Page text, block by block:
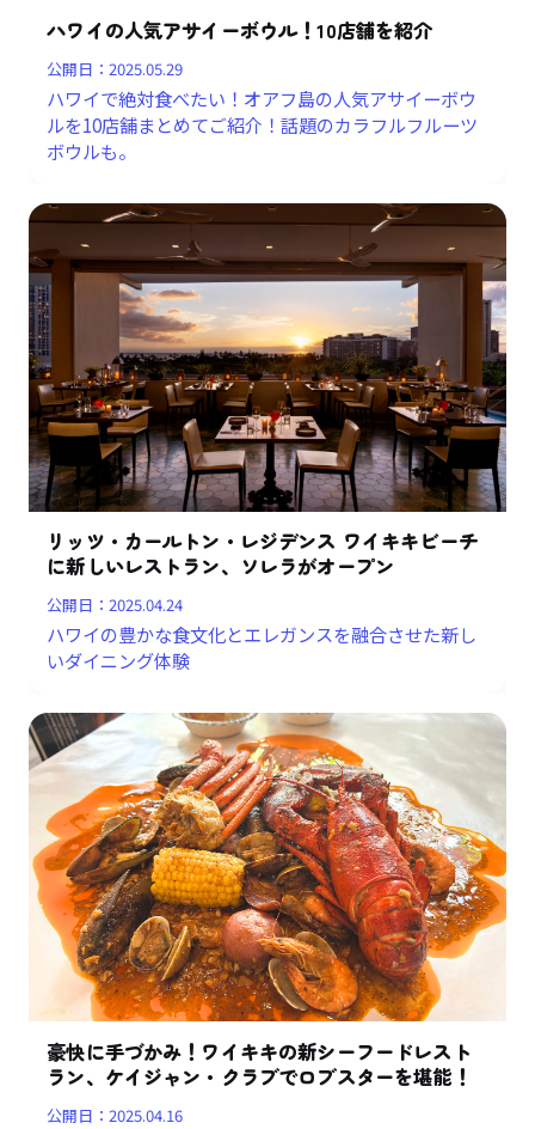
ハワイの人気アサイーボウル！10店舗を紹介
公開日：2025.05.29
ハワイで絶対食べたい！オアフ島の人気アサイーボウ
ルを10店舗まとめてご紹介！話題のカラフルフルーツ
ボウルも。
リッツ・カールトン・レジデンス ワイキキビーチ
に新しいレストラン、ソレラがオープン
公開日：2025.04.24
ハワイの豊かな食文化とエレガンスを融合させた新し
いダイニング体験
豪快に手づかみ！ワイキキの新シーフードレスト
ラン、ケイジャン・クラブでロブスターを堪能！
公開日：2025.04.16